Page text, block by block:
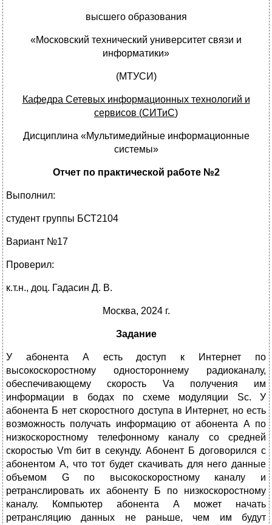
высшего образования
«Московский технический университет связи и
информатики»
(МТУСИ)
Кафедра Сетевых информационных технологий и
сервисов (СИТиС)
Дисциплина «Мультимедийные информационные
системы»
Отчет по практической работе №2
Выполнил:
студент группы БСТ2104
Вариант №17
Проверил:
к.т.н., доц. Гадасин Д. В.
Москва, 2024 г.
Задание
У абонента А есть доступ к Интернет по
высокоскоростному одностороннему радиоканалу,
обеспечивающему скорость Va получения им
информации в бодах по схеме модуляции Sc. У
абонента Б нет скоростного доступа в Интернет, но есть
возможность получать информацию от абонента А по
низкоскоростному телефонному каналу со средней
скоростью Vm бит в секунду. Абонент Б договорился с
абонентом А, что тот будет скачивать для него данные
объемом G по высокоскоростному каналу и
ретранслировать их абоненту Б по низкоскоростному
каналу. Компьютер абонента А может начать
ретрансляцию данных не раньше, чем им будут